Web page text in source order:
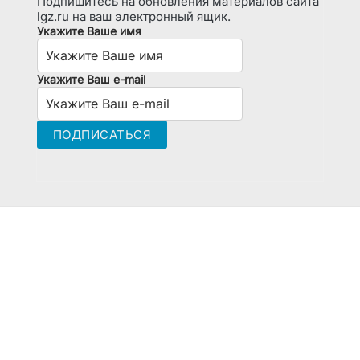
lgz.ru на ваш электронный ящик.
Укажите Ваше имя
Укажите Ваш e-mail